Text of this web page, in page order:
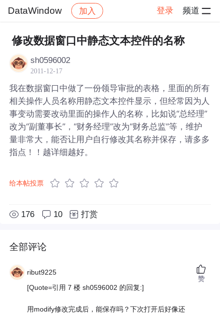
DataWindow 加入 登录 频道
社区 DataWindow 帖子详情
修改数据窗口中静态文本控件的名称
sh0596002
2011-12-17
我在数据窗口中做了一份领导审批的表格，里面的所有
相关操作人员名称用静态文本控件显示，但经常因为人
事变动需要改动里面的操作人的名称，比如说“总经理”
改为“副董事长”，“财务经理”改为“财务总监”等，维护
量非常大，能否让用户自行修改其名称并保存，请多多
指点！！越详细越好。
给本帖投票
176 10 打赏
全部评论
ribut9225
[Quote=引用 7 楼 sh0596002 的回复:]
用modify修改完成后，能保存吗？下次打开后好像还
赞